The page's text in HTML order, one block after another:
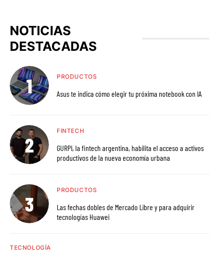
NOTICIAS
DESTACADAS
PRODUCTOS
Asus te indica cómo elegir tu próxima notebook con IA
FINTECH
GURPI, la fintech argentina, habilita el acceso a activos
productivos de la nueva economía urbana
PRODUCTOS
Las fechas dobles de Mercado Libre y para adquirir
tecnologías Huawei
TECNOLOGÍA